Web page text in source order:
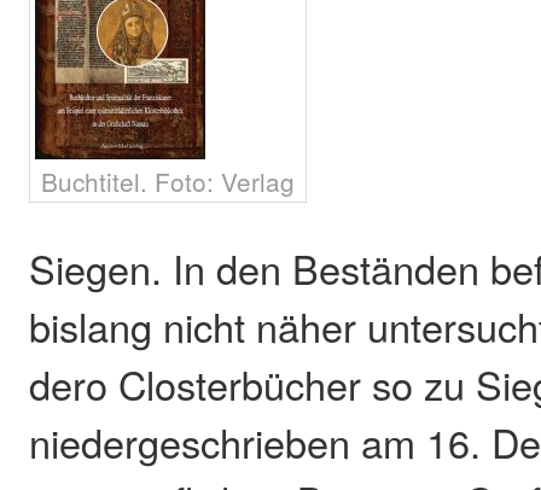
Buchtitel. Foto: Verlag
Siegen. In den Beständen
bislang nicht näher
dero Closterbücher so zu
niedergeschrieben am 16.